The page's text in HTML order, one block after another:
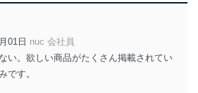
利用を行わないために、適切な管理
01日 nuc 会社員
い。欲しい商品がたくさん掲載されてい
です。